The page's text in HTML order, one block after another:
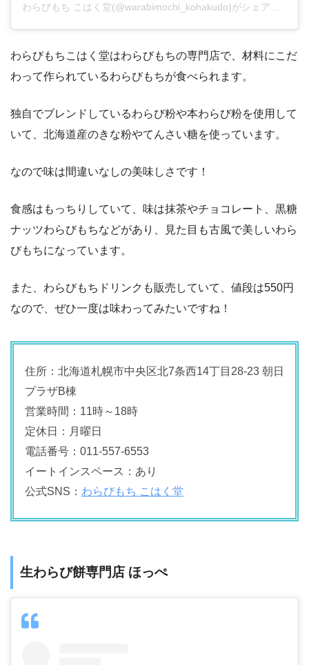
わらびもちこはく堂はわらびもちの専門店で、材料にこだ
わって作られているわらびもちが食べられます。
独自でブレンドしているわらび粉や本わらび粉を使用して
いて、北海道産のきな粉やてんさい糖を使っています。
なので味は間違いなしの美味しさです！
食感はもっちりしていて、味は抹茶やチョコレート、黒糖
ナッツわらびもちなどがあり、見た目も古風で美しいわら
びもちになっています。
また、わらびもちドリンクも販売していて、値段は550円
なので、ぜひ一度は味わってみたいですね！
住所：北海道札幌市中央区北7条西14丁目28-23 朝日
プラザB棟
営業時間：11時～18時
定休日：月曜日
電話番号：011-557-6553
イートインスペース：あり
公式SNS： わらびもち こはく堂
生わらび餅専門店 ほっぺ